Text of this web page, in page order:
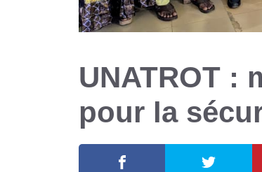
UNATROT :
pour la